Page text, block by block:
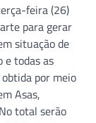
feira (26)
para gerar
situação de
e todas as
por meio
Asas,
total serão